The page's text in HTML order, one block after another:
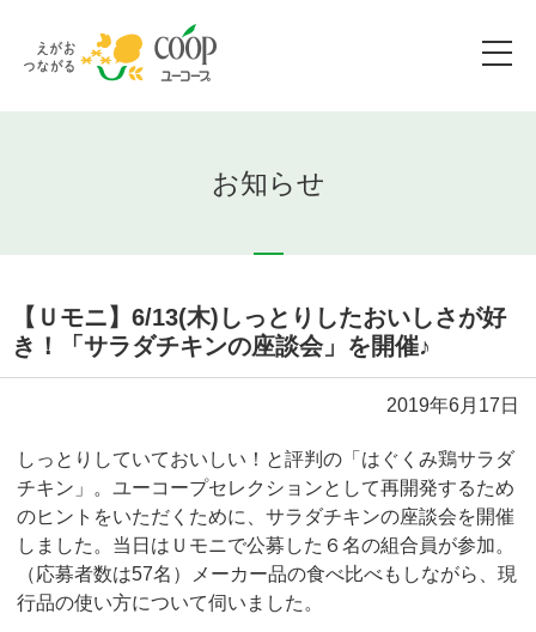
お知らせ
【Ｕモニ】6/13(木)しっとりしたおいしさが好
き！「サラダチキンの座談会」を開催♪
2019年6月17日
しっとりしていておいしい！と評判の「はぐくみ鶏サラダ
チキン」。ユーコープセレクションとして再開発するため
のヒントをいただくために、サラダチキンの座談会を開催
しました。当日はＵモニで公募した６名の組合員が参加。
（応募者数は57名）メーカー品の食べ比べもしながら、現
行品の使い方について伺いました。